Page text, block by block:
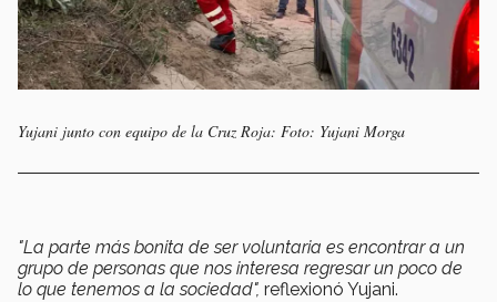
Yujani junto con equipo de la Cruz Roja: Foto: Yujani Morga
"La parte más bonita de ser voluntaria es encontrar a un
grupo de personas que nos interesa regresar un poco de
lo que tenemos a la sociedad", reflexionó Yujani.